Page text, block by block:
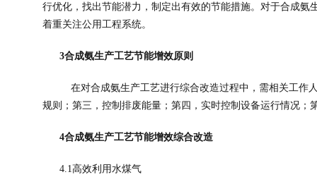
行优化，找出节能潜力，制定出有效的节能措施。对于合成
着重关注公用工程系统。
3合成氨生产工艺节能增效原则
在对合成氨生产工艺进行综合改造过程中，需相关工作
规则；第三，控制排废能量；第四，实时控制设备运行情况；
4合成氨生产工艺节能增效综合改造
4.1高效利用水煤气